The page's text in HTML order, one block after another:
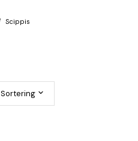
Scippis
Sortering